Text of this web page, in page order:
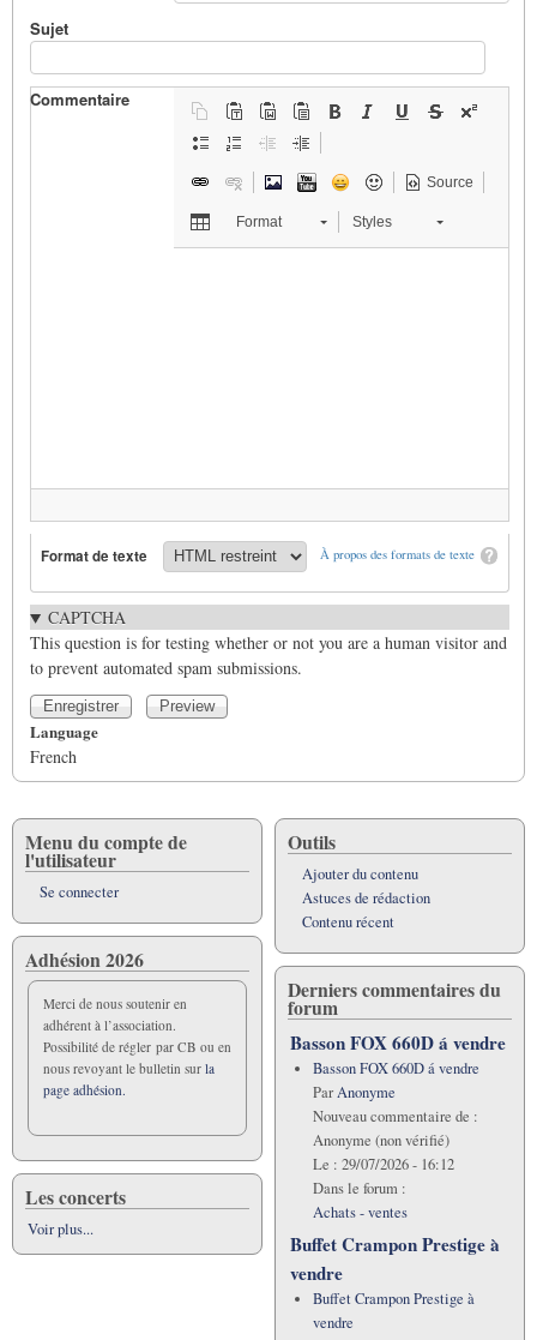
Sujet
Commentaire
Source
Format Styles
À propos des formats de texte
Format de texte
CAPTCHA
This question is for testing whether or not you are a human visitor and
to prevent automated spam submissions.
Language
French
Menu du compte de
l'utilisateur
Se connecter
Adhésion 2026
Merci de nous soutenir en
adhérent à l’association.
Possibilité de régler par CB ou en
nous revoyant le bulletin sur la
page adhésion.
Les concerts
Voir plus...
Outils
Ajouter du contenu
Astuces de rédaction
Contenu récent
Derniers commentaires du
forum
Basson FOX 660D á vendre
Basson FOX 660D á vendre
ParAnonyme
Nouveau commentaire de :
Anonyme (non vérifié)
Le : 29/07/2026 - 16:12
Dans le forum :
Achats - ventes
Buffet Crampon Prestige à
vendre
Buffet Crampon Prestige à
vendre